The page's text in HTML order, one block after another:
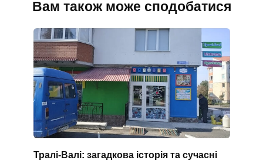
Вам також може сподобатися
Тралі-Валі: загадкова історія та сучасні